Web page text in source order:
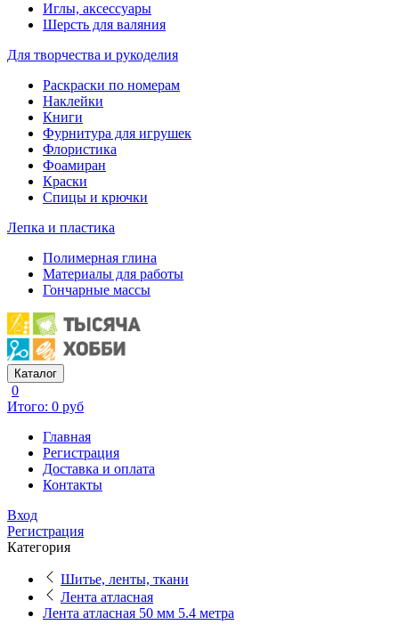
Иглы, аксессуары
Шерсть для валяния
Для творчества и рукоделия
Раскраски по номерам
Наклейки
Книги
Фурнитура для игрушек
Флористика
Фоамиран
Краски
Спицы и крючки
Лепка и пластика
Полимерная глина
Материалы для работы
Гончарные массы
Каталог
0
Итого: 0 руб
Главная
Регистрация
Доставка и оплата
Контакты
Вход
Регистрация
Категория
Шитье, ленты, ткани
Лента атласная
Лента атласная 50 мм 5.4 метра